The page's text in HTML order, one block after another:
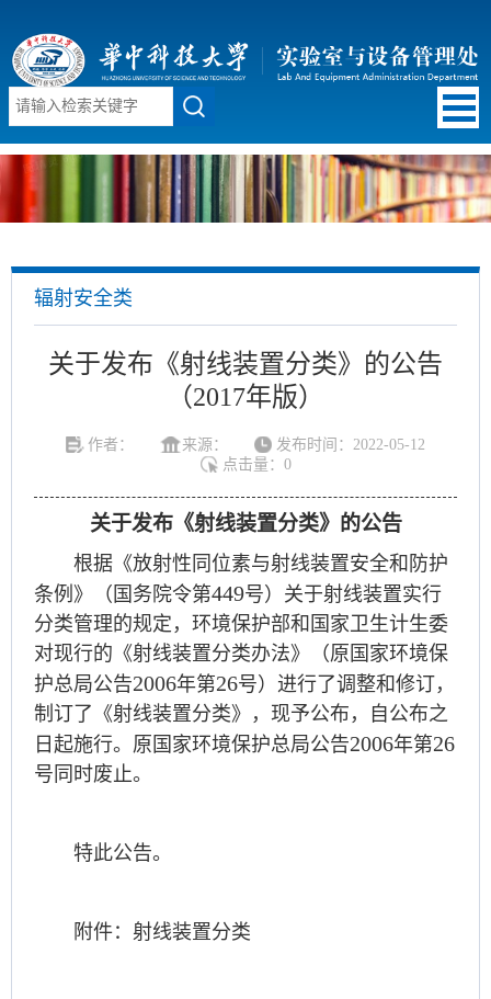
辐射安全类
关于发布《射线装置分类》的公告
（2017年版）
作者： 来源：
发布时间：2022-05-12
点击量： 0
关于发布《射线装置分类》的公告
根据《放射性同位素与射线装置安全和防护
条例》（国务院令第449号）关于射线装置实行
分类管理的规定，环境保护部和国家卫生计生委
对现行的《射线装置分类办法》（原国家环境保
护总局公告2006年第26号）进行了调整和修订，
制订了《射线装置分类》，现予公布，自公布之
日起施行。原国家环境保护总局公告2006年第26
号同时废止。
特此公告。
附件：射线装置分类